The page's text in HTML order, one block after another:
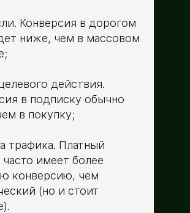
Конверсия в дорогом
ниже, чем в массовом
действия.
в подписку обычно
в покупку;
трафика. Платный
имеет более
конверсию, чем
(но и стоит